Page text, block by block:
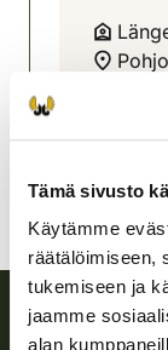
Tämä sivusto
Käytämme
räätälöimiseen,
tukemiseen ja
jaamme
alan